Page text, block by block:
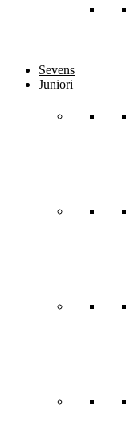
Sevens
Juniori